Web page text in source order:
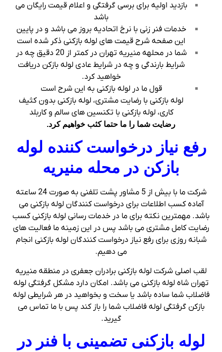
بازدید اولیه برای برسی گرفتگی و اعلام قیمت رایگان می
باشد
خدمات فنر زنی با نرخ اتحادیه بروز می باشد و در پایین
این صفحه شرح قیمت های لوله بازکنی ذکر شده است
شما در محلهه منیریه تهران در کمتر از 20 دقیق چه در
شرایط بارندگی و چه در شرایط عادی لوله بازکن دریافت
خواهید کرد.
قول ما در لوله بازکنی به این شرح است
لوله بازکنی با رضایت مشتری، لوله بازکنی بدون کثیف
کاری، لوله بازکنی با تکنسین های سالم و کاربلد
رضایت شما را ما حتما کثب خواهیم کرد.
رفع نیاز درخواست کننده لوله
بازکن در محله منیریه
شرکت ما با بیش از 5 مشاور پشت تلفنی به صورت 24 ساعته
آماده کسب اطلاعات برای درخواست کنندگان لوله بازکنی می
باشد. مهمترین نکته برای ما در خدمات رسانی لوله بازکنی کسب
رضایت کامل مشتری می باشد پس در این زمینه ما فعالیت های
شبانه روزی برای رفع نیاز درخواست کنندگان لوله بازکنی انجام
می دهیم.
لقب اصلی شرکت لوله بازکنی برادران جعفری در منطقه منیریه
تهران شاه لوله بازکنی می باشد. امکان دارد مشکل گرفتگی لوله
فاضلاب شما ساده باشد یا سخت و بخواهید در هر شرایطی لوله
بازکن گرفتگی لوله فاضلاب شما را باز کند پس با ما تماس می
گیرید.
لوله بازکنی تضمینی با فنر در